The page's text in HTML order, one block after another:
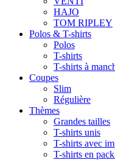
HAJO
TOM RIPLEY
Polos & T-shirts
Polos
T-shirts
T-shirts à
Coupes
Slim
Régulière
Thèmes
Grandes tailles
T-shirts unis
T-shirts avec
T-shirts en